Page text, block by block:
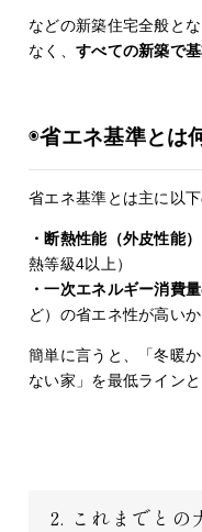
などの新築住宅全般と
なく、すべての新築で
◉省エネ基準とは
省エネ基準とは主に以
・断熱性能（外皮性能）
熱等級4以上）
・一次エネルギー消費
ど）の省エネ性が高い
簡単に言うと、「冬暖
ない家」を最低ライン
2. これまでとの